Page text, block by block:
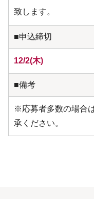
致します。
■申込締切
12/2(木)
■備考
※応募者多数の場合
承ください。